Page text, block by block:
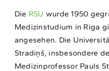
Die RSU wurde 1950
Medizinstudium in Riga
angesehen. Die
Stradiņš, insbesondere
Medizinprofessor Pauls